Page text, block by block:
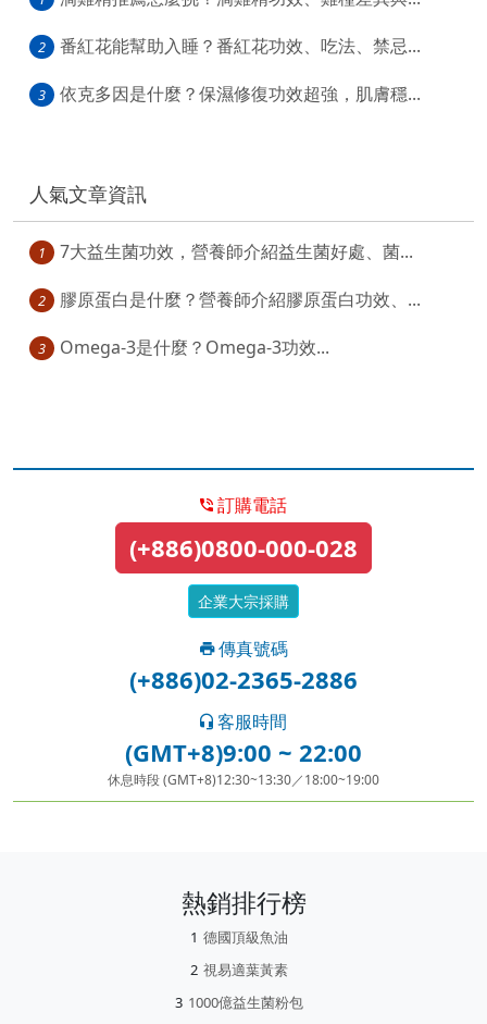
2 番紅花能幫助入睡？番紅花功效、吃法、禁忌...
3 依克多因是什麼？保濕修復功效超強，肌膚穩...
人氣文章資訊
1 7大益生菌功效，營養師介紹益生菌好處、菌...
2 膠原蛋白是什麼？營養師介紹膠原蛋白功效、...
3 Omega-3是什麼？Omega-3功效...
訂購電話
(+886)0800-000-028
企業大宗採購
傳真號碼
(+886)02-2365-2886
客服時間
(GMT+8)9:00 ~ 22:00
休息時段 (GMT+8)12:30~13:30／18:00~19:00
熱銷排行榜
德國頂級魚油
視易適葉黃素
1000億益生菌粉包